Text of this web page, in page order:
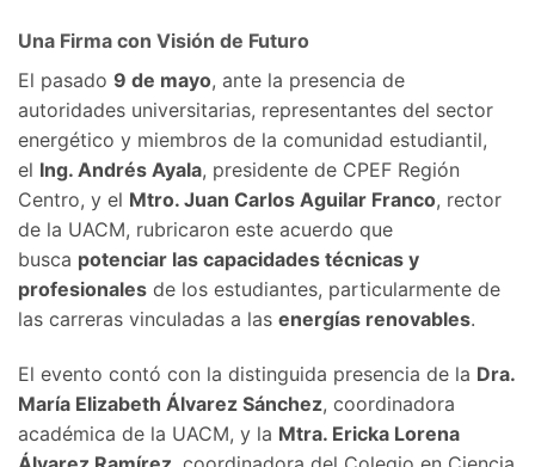
Una Firma con Visión de Futuro
El pasado 9 de mayo, ante la presencia de
autoridades universitarias, representantes del sector
energético y miembros de la comunidad estudiantil,
el Ing. Andrés Ayala, presidente de CPEF Región
Centro, y el Mtro. Juan Carlos Aguilar Franco, rector
de la UACM, rubricaron este acuerdo que
busca potenciar las capacidades técnicas y
profesionales de los estudiantes, particularmente de
las carreras vinculadas a las energías renovables.
El evento contó con la distinguida presencia de la Dra.
María Elizabeth Álvarez Sánchez, coordinadora
académica de la UACM, y la Mtra. Ericka Lorena